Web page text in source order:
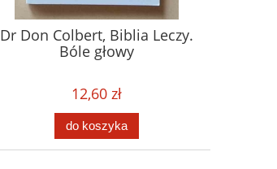
Dr Don Colbert, Biblia Leczy.
Bóle głowy
12,60 zł
do koszyka